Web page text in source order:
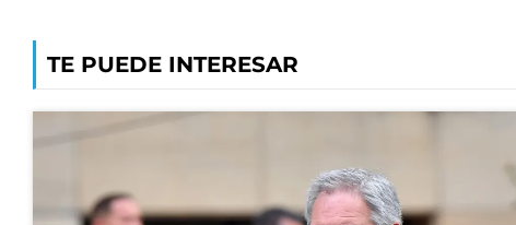
TE PUEDE INTERESAR